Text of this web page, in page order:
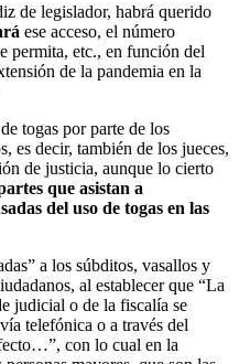
de legislador, habrá querido
ese acceso, el número
permita, etc., en función del
de la pandemia en la
togas por parte de los
es decir, también de los jueces,
de justicia, aunque lo cierto
que asistan a
del uso de togas en las
a los súbditos, vasallos y
al establecer que “La
judicial o de la fiscalía se
telefónica o a través del
con lo cual en la